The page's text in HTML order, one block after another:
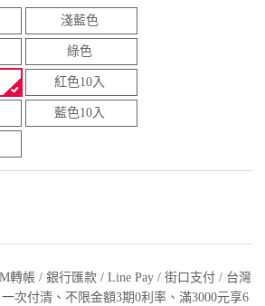
淺藍色
綠色
紅色10入
藍色10入
轉帳 / 銀行匯款 / Line Pay / 街口支付 / 台灣
次付清、不限金額3期0利率、滿3000元享6